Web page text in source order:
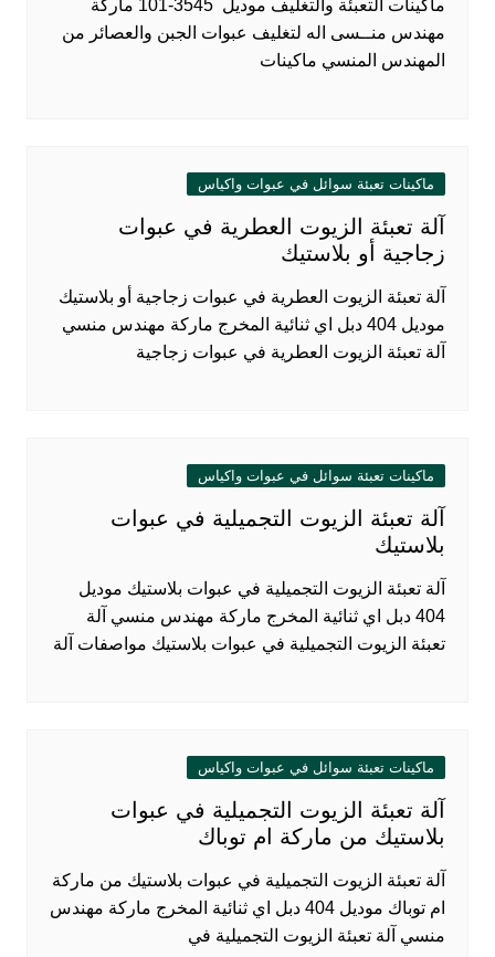
ماكينات التعبئة والتغليف موديل 3545-101 ماركة
مهندس منــسى اله لتغليف عبوات الجبن والعصائر من
المهندس المنسي ماكينات
ماكينات تعبئة سوائل في عبوات واكياس
آلة تعبئة الزيوت العطرية في عبوات
زجاجية أو بلاستيك
آلة تعبئة الزيوت العطرية في عبوات زجاجية أو بلاستيك
موديل 404 دبل اي ثنائية المخرج ماركة مهندس منسي
آلة تعبئة الزيوت العطرية في عبوات زجاجية
ماكينات تعبئة سوائل في عبوات واكياس
آلة تعبئة الزيوت التجميلية في عبوات
بلاستيك
آلة تعبئة الزيوت التجميلية في عبوات بلاستيك موديل
404 دبل اي ثنائية المخرج ماركة مهندس منسي آلة
تعبئة الزيوت التجميلية في عبوات بلاستيك مواصفات آلة
ماكينات تعبئة سوائل في عبوات واكياس
آلة تعبئة الزيوت التجميلية في عبوات
بلاستيك من ماركة ام توباك
آلة تعبئة الزيوت التجميلية في عبوات بلاستيك من ماركة
ام توباك موديل 404 دبل اي ثنائية المخرج ماركة مهندس
منسي آلة تعبئة الزيوت التجميلية في